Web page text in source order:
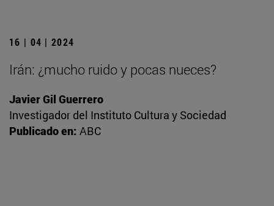
16 | 04 | 2024
Irán: ¿mucho ruido y pocas nueces?
Javier Gil Guerrero
Investigador del Instituto Cultura y Sociedad
Publicado en: ABC